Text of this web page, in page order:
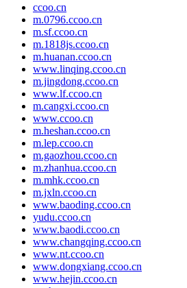
ccoo.cn
m.0796.ccoo.cn
m.sf.ccoo.cn
m.1818js.ccoo.cn
m.huanan.ccoo.cn
www.linqing.ccoo.cn
m.jingdong.ccoo.cn
www.lf.ccoo.cn
m.cangxi.ccoo.cn
www.ccoo.cn
m.heshan.ccoo.cn
m.lep.ccoo.cn
m.gaozhou.ccoo.cn
m.zhanhua.ccoo.cn
m.mhk.ccoo.cn
m.jxln.ccoo.cn
www.baoding.ccoo.cn
yudu.ccoo.cn
www.baodi.ccoo.cn
www.changqing.ccoo.cn
www.nt.ccoo.cn
www.dongxiang.ccoo.cn
www.hejin.ccoo.cn